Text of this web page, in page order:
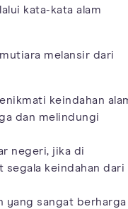
kata-kata alam
melansir dari
keindahan
dan melindungi
negeri, jika di
segala keindahan dari
yang sangat berharga